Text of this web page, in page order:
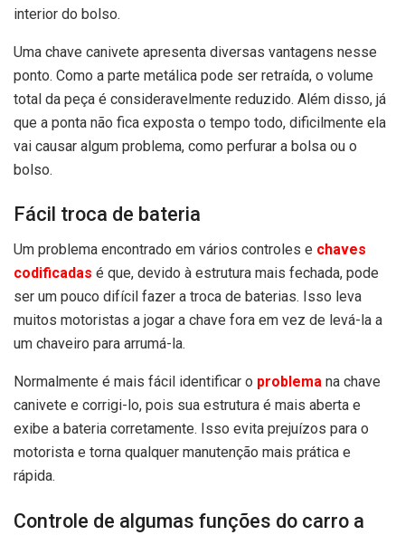
interior do bolso.
Uma chave canivete apresenta diversas vantagens nesse
ponto. Como a parte metálica pode ser retraída, o volume
total da peça é consideravelmente reduzido. Além disso, já
que a ponta não fica exposta o tempo todo, dificilmente ela
vai causar algum problema, como perfurar a bolsa ou o
bolso.
Fácil troca de bateria
Um problema encontrado em vários controles e chaves
codificadas é que, devido à estrutura mais fechada, pode
ser um pouco difícil fazer a troca de baterias. Isso leva
muitos motoristas a jogar a chave fora em vez de levá-la a
um chaveiro para arrumá-la.
Normalmente é mais fácil identificar o problema na chave
canivete e corrigi-lo, pois sua estrutura é mais aberta e
exibe a bateria corretamente. Isso evita prejuízos para o
motorista e torna qualquer manutenção mais prática e
rápida.
Controle de algumas funções do carro a